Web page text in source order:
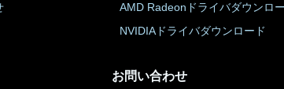
AMD Radeonドライバダウンロ
NVIDIAドライバダウンロード
お問い合わせ